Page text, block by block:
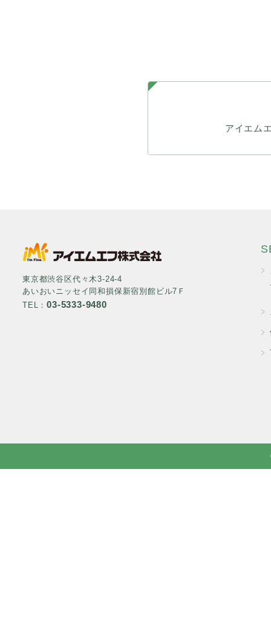
アイエム
東京都渋谷区代々木3-24-4
あいおいニッセイ同和損保新宿別館ビル7Ｆ
TEL：03-5333-9480